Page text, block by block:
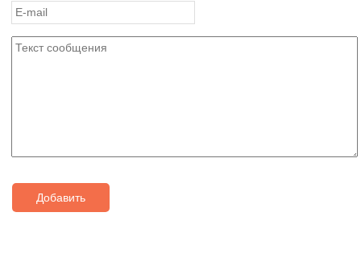
Добавить